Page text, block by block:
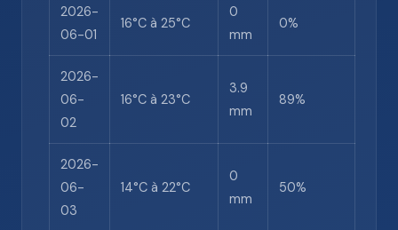
2026-
06-01
16°C à 25°C
0
mm
0%
2026-
06-
02
16°C à 23°C
3.9
mm
89%
2026-
06-
03
14°C à 22°C
0
mm
50%